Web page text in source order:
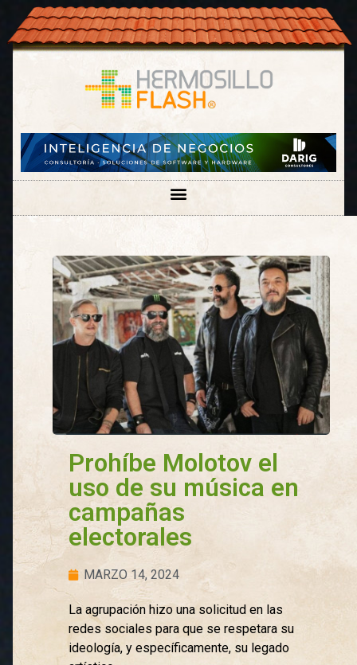
Prohíbe Molotov el
uso de su música en
campañas
electorales
MARZO 14, 2024
La agrupación hizo una solicitud en las
redes sociales para que se respetara su
ideología, y específicamente, su legado